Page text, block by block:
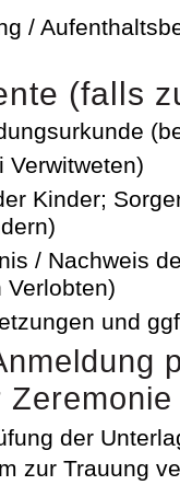
/
(falls
Verwitweten)
Kinder;
/ Nachweis
Verlobten)
und
Zeremonie
der
zur Trauung